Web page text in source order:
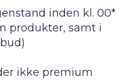
inden kl. 00*
produkter, samt i
ikke premium